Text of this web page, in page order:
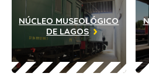
NÚCLEO MUSEOLÓGICO
DE LAGOS